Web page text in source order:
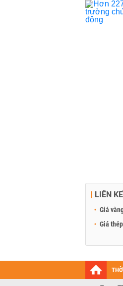
LIÊN
Giá
Giá